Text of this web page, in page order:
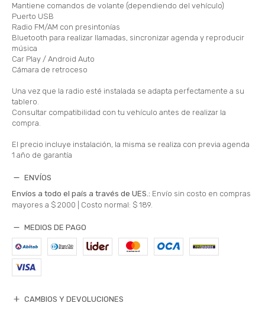
Mantiene comandos de volante (dependiendo del vehículo)
Puerto USB
Radio FM/AM con presintonías
Bluetooth para realizar llamadas, sincronizar agenda y reproducir
música
Car Play / Android Auto
Cámara de retroceso
Una vez que la radio esté instalada se adapta perfectamente a su
tablero.
Consultar compatibilidad con tu vehículo antes de realizar la
compra.
El precio incluye instalación, la misma se realiza con previa agenda
1 año de garantía
ENVÍOS
Envíos a todo el país a través de UES.: Envío sin costo en compras
mayores a $ 2000 | Costo normal: $ 189.
MEDIOS DE PAGO
CAMBIOS Y DEVOLUCIONES